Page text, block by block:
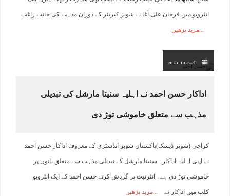
انٹرویو میں فرحان علی آغا نے شوبز کیریئر کے دوران مذہب کی جانب راغب
مزید پڑھیں
اگست 10, 2023
اداکار حسن احمد نے اہلیہ سنیتا مارشل کی تبدیلی
مذہب سے متعلق خاموشی توڑ دی
کراچی (شوبز ڈیسک)پاکستان شوبز انڈسٹری کے معروف اداکار حسن احمد
نے اپنی اہلیہ اداکارہ سنیتا مارشل کے تبدیلی مذہب سے متعلق باتوں پر
خاموشی توڑ دی ہے۔ انٹرنیٹ پر گردش کرتے حسن احمد کے ایک انٹرویو
کلپ میں اداکار نے مزید پڑھیں